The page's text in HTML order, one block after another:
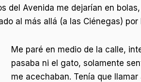
del Avenida me dejarían en
al más allá (a las Ciénegas)
Me paré en medio de la calle,
pasaba ni el gato, solamente
me acechaban. Tenía que